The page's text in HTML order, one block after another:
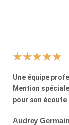
☆☆☆☆☆
Une équipe
Mention
pour son écoute
Audrey